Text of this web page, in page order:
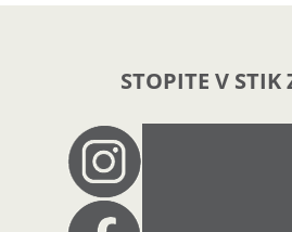
STOPITE V